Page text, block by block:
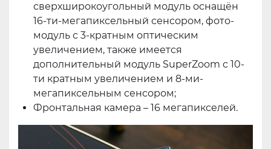
сверхширокоугольный модуль оснащён
16-ти-мегапиксельный сенсором, фото-
модуль с 3-кратным оптическим
увеличением, также имеется
дополнительный модуль SuperZoom с 10-
ти кратным увеличением и 8-ми-
мегапиксельным сенсором;
Фронтальная камера – 16 мегапикселей.